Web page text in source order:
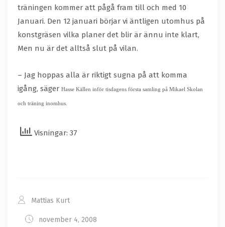
träningen kommer att pågå fram till och med 10
Januari. Den 12 januari börjar vi äntligen utomhus på
konstgräsen vilka planer det blir är ännu inte klart,
Men nu är det alltså slut på vilan.
– Jag hoppas alla är riktigt sugna på att komma
igång, säger Hasse Källen inför tisdagens första samling på Mikael Skolan
och träning inomhus.
Visningar: 37
Mattias Kurt
november 4, 2008